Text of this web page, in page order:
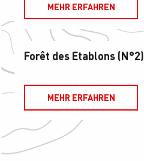
MEHR ERFAHREN
Forêt des Etablons (N°2)
MEHR ERFAHREN